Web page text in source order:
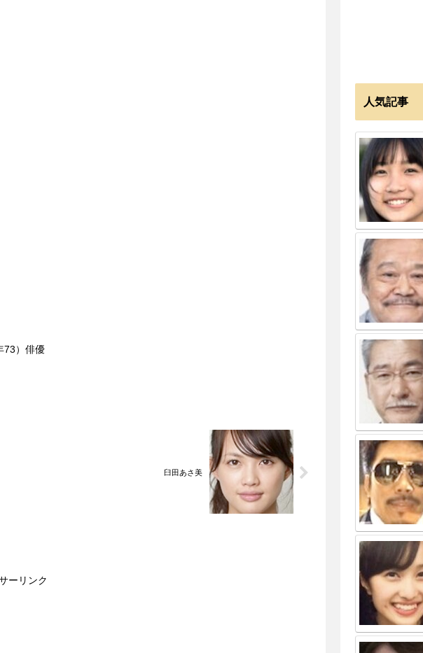
73）俳優
臼田あさ美
ーリンク
人気記事